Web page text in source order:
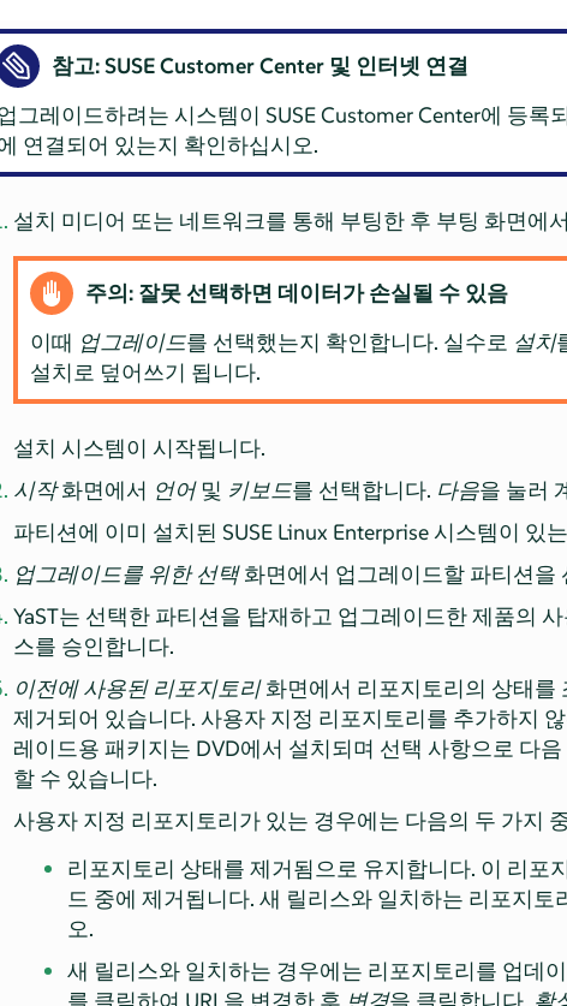
참고: SUSE Customer Center 및 인터넷 연결
그레이드하려는 시스템이 SUSE Customer Center에 등록
연결되어 있는지 확인하십시오.
설치 미디어 또는 네트워크를 통해 부팅한 후 부팅 화면에서
주의: 잘못 선택하면 데이터가 손실될 수 있음
이때 업그레이드를 선택했는지 확인합니다. 실수로 설치
설치로 덮어쓰기 됩니다.
설치 시스템이 시작됩니다.
시작화면에서 언어및 키보드를 선택합니다. 다음을 눌러
파티션에 이미 설치된 SUSE Linux Enterprise 시스템이 있
업그레이드를 위한 선택화면에서 업그레이드할 파티션을
YaST는 선택한 파티션을 탑재하고 업그레이드한 제품의
스를 승인합니다.
이전에 사용된 리포지토리화면에서 리포지토리의 상태를
제거되어 있습니다. 사용자 지정 리포지토리를 추가하지
레이드용 패키지는 DVD에서 설치되며 선택 사항으로 다
할 수 있습니다.
사용자 지정 리포지토리가 있는 경우에는 다음의 두 가지
리포지토리 상태를 제거됨으로 유지합니다. 이 리포
드 중에 제거됩니다. 새 릴리스와 일치하는 리포지
오.
새 릴리스와 일치하는 경우에는 리포지토리를 업데
를 클릭하여 URL을 변경한 후 변경을 클릭합니다. 활